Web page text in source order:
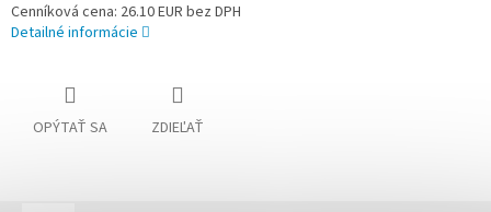
Cenníková cena: 26.10 EUR bez DPH
Detailné informácie
OPÝTAŤ SA ZDIEĽAŤ